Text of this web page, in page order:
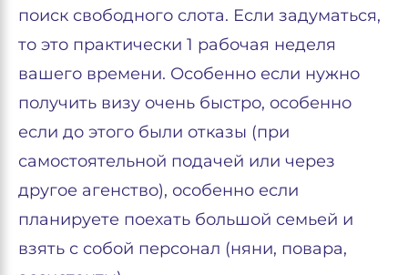
поиск свободного слота. Если задуматься,
то это практически 1 рабочая неделя
вашего времени. Особенно если нужно
получить визу очень быстро, особенно
если до этого были отказы (при
самостоятельной подачей или через
другое агенство), особенно если
планируете поехать большой семьей и
взять с собой персонал (няни, повара,